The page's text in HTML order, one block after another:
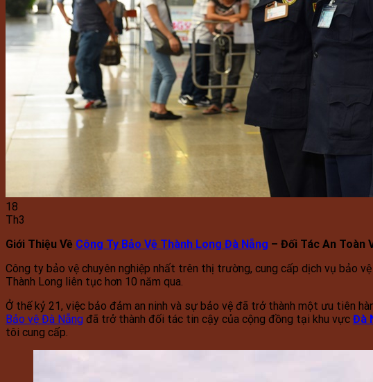
18
Th3
Giới Thiệu Về Công Ty Bảo Vệ Thành Long Đà Nẵng – Đối Tác An Toàn
Công ty bảo vệ chuyên nghiệp nhất trên thị trường, cung cấp dịch vụ bảo
Thành Long liên tục hơn 10 năm qua.
Ở thế kỷ 21, việc bảo đảm an ninh và sự bảo vệ đã trở thành một ưu tiên
Bảo vệ Đà Nẵng đã trở thành đối tác tin cậy của cộng đồng tại khu vực Đà
tôi cung cấp.